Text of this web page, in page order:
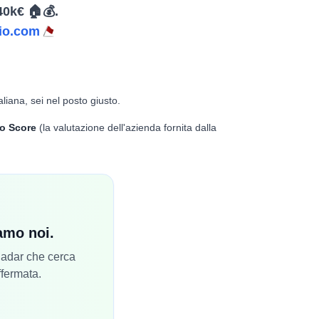
🏠💰.
sei nel posto giusto.
Score(la valutazione dell'azienda fornita dalla
noi.
che cerca